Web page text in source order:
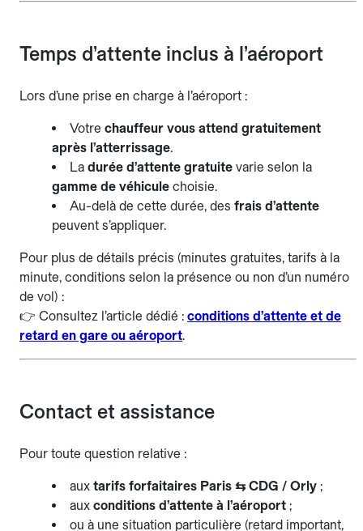
Temps d’attente inclus à l’aéroport
Lors d’une prise en charge à l’aéroport :
Votre chauffeur vous attend gratuitement
après l’atterrissage.
La durée d’attente gratuite varie selon la
gamme de véhicule choisie.
Au-delà de cette durée, des frais d’attente
peuvent s’appliquer.
Pour plus de détails précis (minutes gratuites, tarifs à la
minute, conditions selon la présence ou non d’un numéro
de vol) :
👉 Consultez l’article dédié : conditions d’attente et de
retard en gare ou aéroport.
Contact et assistance
Pour toute question relative :
aux tarifs forfaitaires Paris ⇆ CDG / Orly ;
aux conditions d’attente à l’aéroport ;
ou à une situation particulière (retard important,